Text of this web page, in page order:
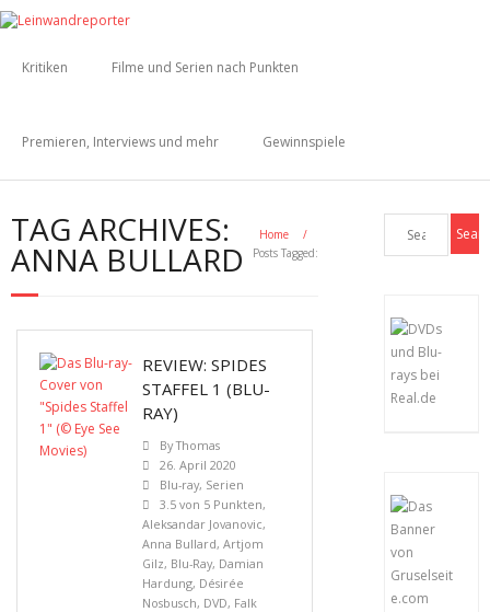
Kritiken Filme und Serien nach Punkten
Premieren, Interviews und mehr Gewinnspiele
TAG ARCHIVES:
ANNA BULLARD
Home
/
Posts Tagged:
REVIEW: SPIDES
STAFFEL 1 (BLU-
RAY)
ByThomas
26. April 2020
Blu-ray, Serien
3.5 von 5 Punkten,
Aleksandar Jovanovic,
Anna Bullard, Artjom
Gilz, Blu-Ray, Damian
Hardung, Désirée
Nosbusch, DVD, Falk